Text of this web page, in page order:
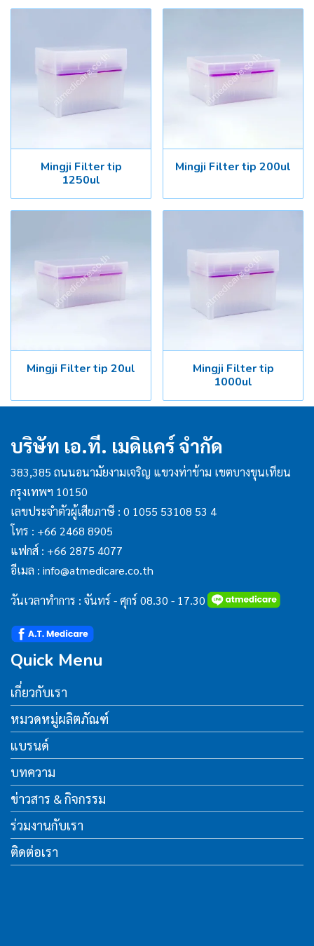
Mingji Filter tip
1250ul
Mingji Filter tip 200ul
Mingji Filter tip 20ul
Mingji Filter tip
1000ul
บริษัท เอ.ที. เมดิแคร์ จำกัด
383,385 ถนนอนามัยงามเจริญ แขวงท่าข้าม เขตบางขุนเทียน
กรุงเทพฯ 10150
เลขประจำตัวผู้เสียภาษี : 0 1055 53108 53 4
โทร : +66 2468 8905
แฟกส์ : +66 2875 4077
อีเมล : info@atmedicare.co.th
วันเวลาทำการ : จันทร์ - ศุกร์ 08.30 - 17.30
Quick Menu
เกี่ยวกับเรา
หมวดหมู่ผลิตภัณฑ์
แบรนด์
บทความ
ข่าวสาร & กิจกรรม
ร่วมงานกับเรา
ติดต่อเรา